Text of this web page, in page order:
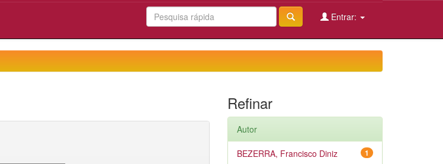
Entrar:
Refinar
Autor
1
BEZERRA, Francisco Diniz